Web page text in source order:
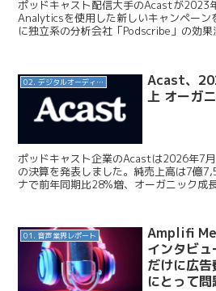
ポッドキャスト配信大手のAcastが
Analyticsを使用した新しいキャンペーン
に独立系の分析会社「Podscribe」の効
02. デジタルオーディオ広告（音声広告）
Acast、
上 オーガ
ポッドキャスト企業のAcastは2026年7
の決算を発表しました。純売上高は7億
ナで前年同期比28%増、オーガニック成
01. 音声業界レポート
Amplifi
インタビ
だけに広
にとって問